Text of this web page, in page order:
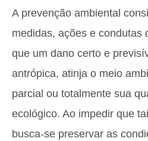
A prevenção ambiental
medidas, ações e condutas
que um dano certo e
antrópica, atinja o meio
parcial ou totalmente sua
ecológico. Ao impedir que
busca-se preservar as